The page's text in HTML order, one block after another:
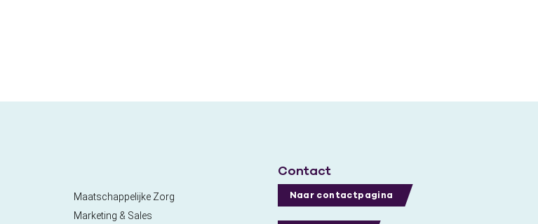
Maatschappelijke Zorg
Marketing & Sales
Contact
Naar contactpagina